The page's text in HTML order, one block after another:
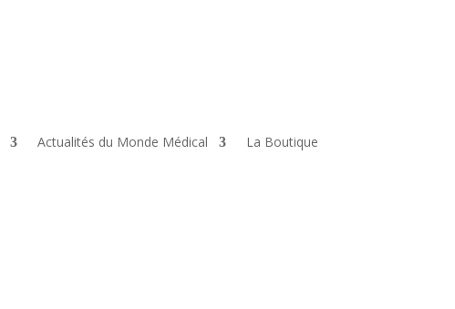
Actualités du Monde Médical La Boutique